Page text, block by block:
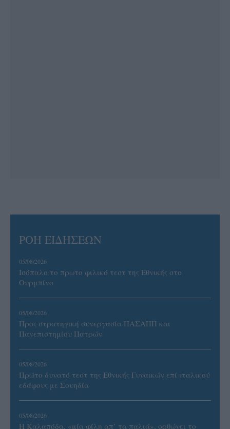
ΡΟΗ ΕΙΔΗΣΕΩΝ
05/08/2026
Ισόπαλο το πρωτο φιλικό τεστ της Εθνικής στο
Ουρμπίνο
05/08/2026
Προς στρατηγική συνεργασία ΠΑΣΑΠΠ και
Πανεπιστημίου Πατρών
05/08/2026
Πρώτο δυνατό τεστ της Εθνικής Γυναικών επί ιταλικού
εδάφους με Σουηδία
05/08/2026
Η Καλαπόδα, «μία φίλη απ’ τα παλιά», ορθώνει το